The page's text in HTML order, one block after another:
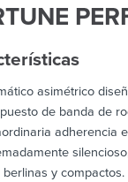
asimétrico
de banda de
adherencia
berlinas y compactos.